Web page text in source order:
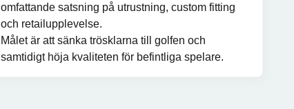
omfattande satsning på utrustning, custom fitting
och retailupplevelse.
Målet är att sänka trösklarna till golfen och
samtidigt höja kvaliteten för befintliga spelare.